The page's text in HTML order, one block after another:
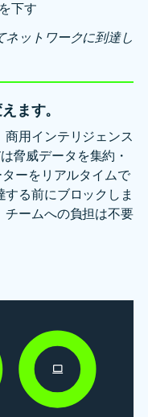
下す
ネットワークに到達し
ます。
用インテリジェンス
脅威データを集約・
ーをリアルタイムで
る前にブロックしま
チームへの負担は不要